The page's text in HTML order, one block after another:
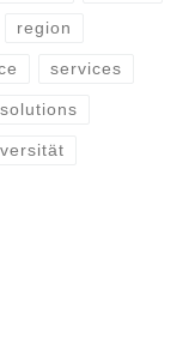
region
services
solutions